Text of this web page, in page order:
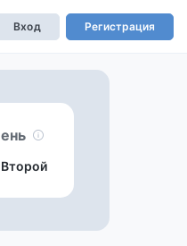
Вход Регистрация
Второй